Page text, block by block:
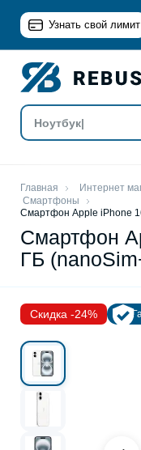
Узнать свой лимит
Главная Интернет
Смартфоны
Смартфон Apple iPhone
Смартфон
ГБ
Скидка -24%